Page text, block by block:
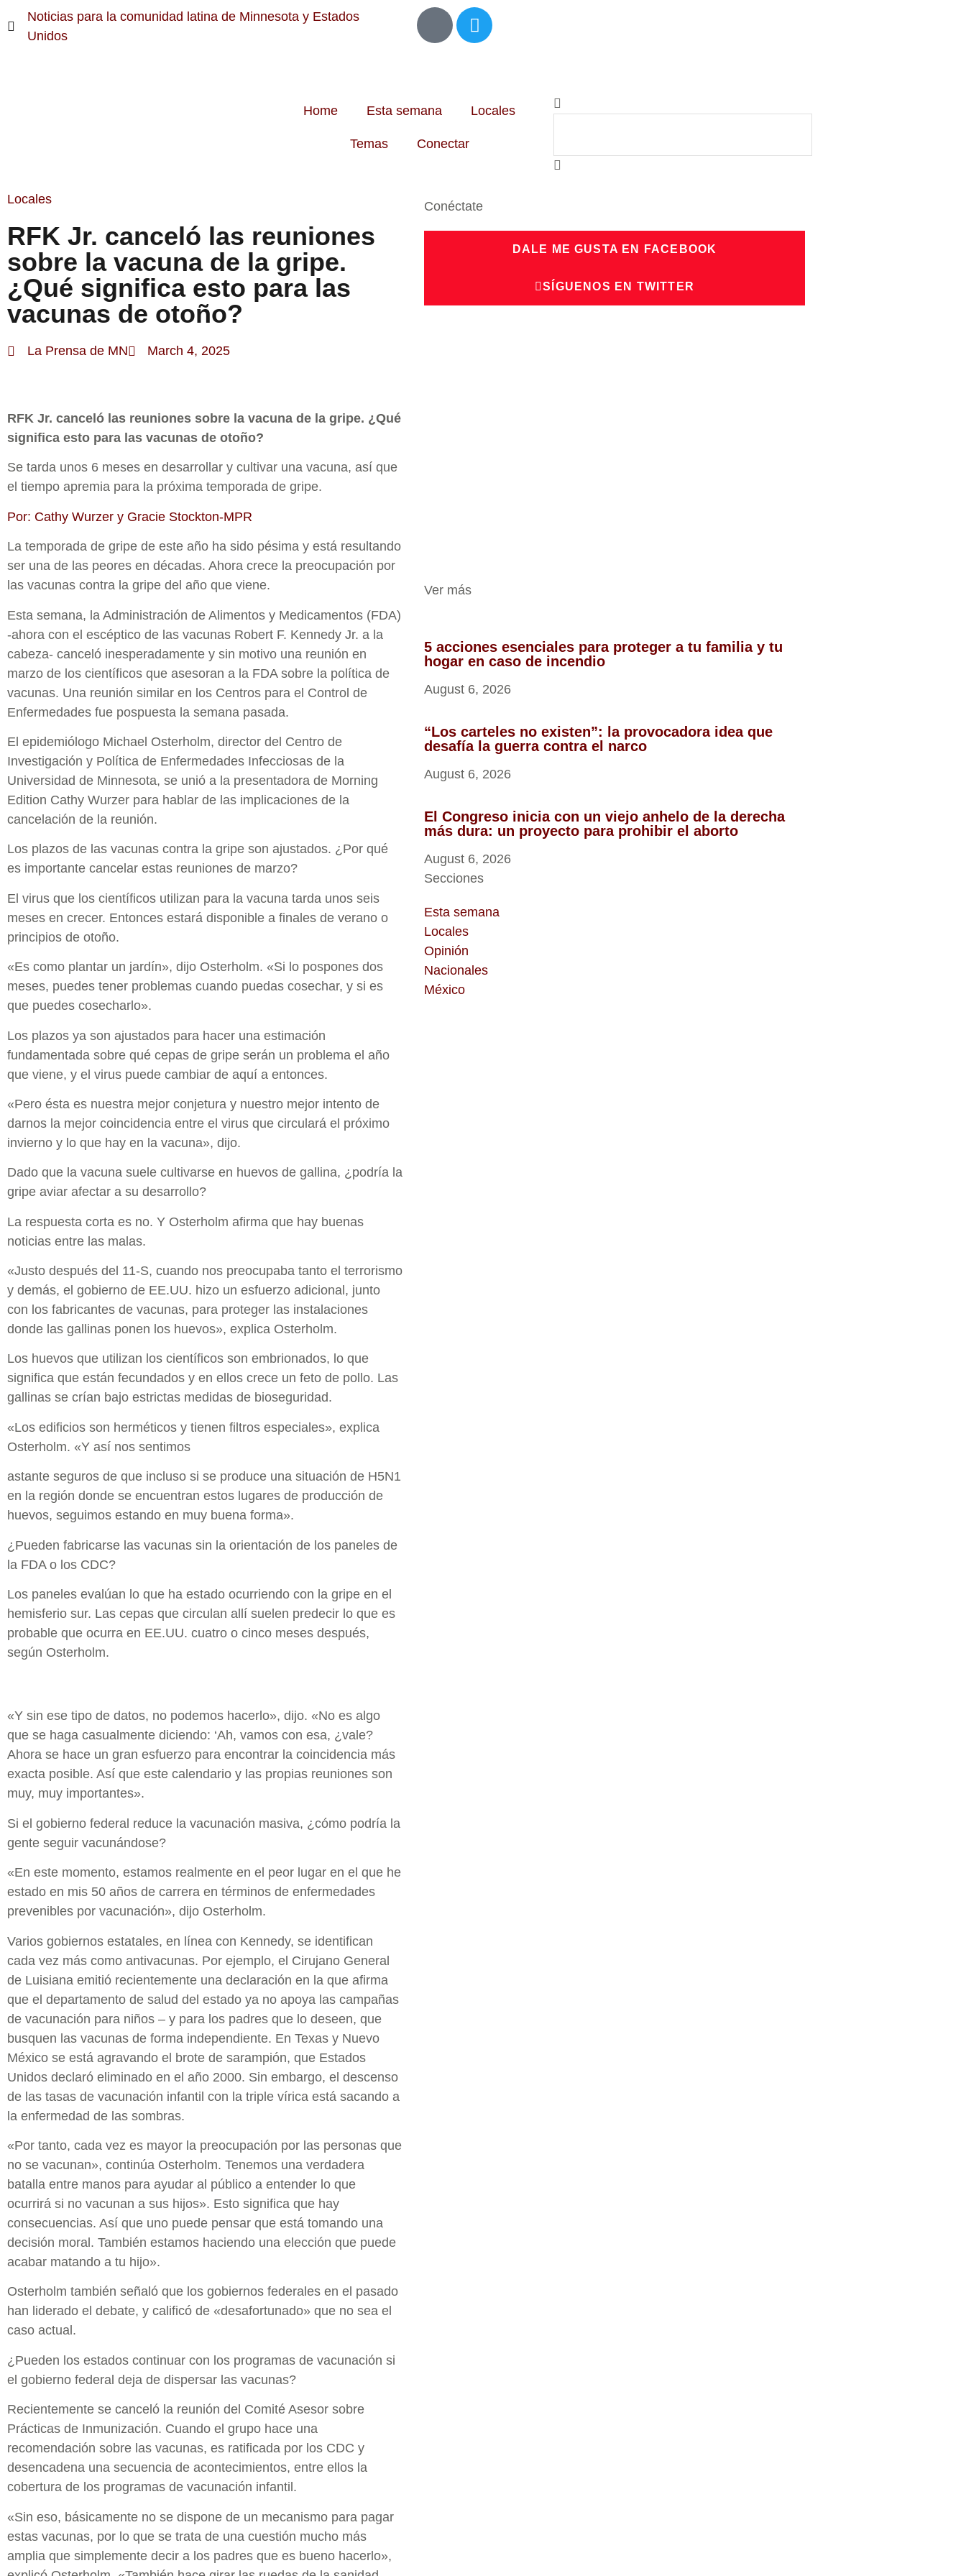
Noticias para la comunidad latina de Minnesota y Estados
Unidos
Home Esta semana Locales
Temas Conectar
Locales
RFK Jr. canceló las reuniones
sobre la vacuna de la gripe.
¿Qué significa esto para las
vacunas de otoño?
La Prensa de MN March 4, 2025
RFK Jr. canceló las reuniones sobre la vacuna de la gripe. ¿Qué
significa esto para las vacunas de otoño?
Se tarda unos 6 meses en desarrollar y cultivar una vacuna, así que
el tiempo apremia para la próxima temporada de gripe.
Por: Cathy Wurzer y Gracie Stockton-MPR
La temporada de gripe de este año ha sido pésima y está resultando
ser una de las peores en décadas. Ahora crece la preocupación por
las vacunas contra la gripe del año que viene.
Esta semana, la Administración de Alimentos y Medicamentos (FDA)
-ahora con el escéptico de las vacunas Robert F. Kennedy Jr. a la
cabeza- canceló inesperadamente y sin motivo una reunión en
marzo de los científicos que asesoran a la FDA sobre la política de
vacunas. Una reunión similar en los Centros para el Control de
Enfermedades fue pospuesta la semana pasada.
El epidemiólogo Michael Osterholm, director del Centro de
Investigación y Política de Enfermedades Infecciosas de la
Universidad de Minnesota, se unió a la presentadora de Morning
Edition Cathy Wurzer para hablar de las implicaciones de la
cancelación de la reunión.
Los plazos de las vacunas contra la gripe son ajustados. ¿Por qué
es importante cancelar estas reuniones de marzo?
El virus que los científicos utilizan para la vacuna tarda unos seis
meses en crecer. Entonces estará disponible a finales de verano o
principios de otoño.
«Es como plantar un jardín», dijo Osterholm. «Si lo pospones dos
meses, puedes tener problemas cuando puedas cosechar, y si es
que puedes cosecharlo».
Los plazos ya son ajustados para hacer una estimación
fundamentada sobre qué cepas de gripe serán un problema el año
que viene, y el virus puede cambiar de aquí a entonces.
«Pero ésta es nuestra mejor conjetura y nuestro mejor intento de
darnos la mejor coincidencia entre el virus que circulará el próximo
invierno y lo que hay en la vacuna», dijo.
Dado que la vacuna suele cultivarse en huevos de gallina, ¿podría la
gripe aviar afectar a su desarrollo?
La respuesta corta es no. Y Osterholm afirma que hay buenas
noticias entre las malas.
«Justo después del 11-S, cuando nos preocupaba tanto el terrorismo
y demás, el gobierno de EE.UU. hizo un esfuerzo adicional, junto
con los fabricantes de vacunas, para proteger las instalaciones
donde las gallinas ponen los huevos», explica Osterholm.
Los huevos que utilizan los científicos son embrionados, lo que
significa que están fecundados y en ellos crece un feto de pollo. Las
gallinas se crían bajo estrictas medidas de bioseguridad.
«Los edificios son herméticos y tienen filtros especiales», explica
Osterholm. «Y así nos sentimos
astante seguros de que incluso si se produce una situación de H5N1
en la región donde se encuentran estos lugares de producción de
huevos, seguimos estando en muy buena forma».
¿Pueden fabricarse las vacunas sin la orientación de los paneles de
la FDA o los CDC?
Los paneles evalúan lo que ha estado ocurriendo con la gripe en el
hemisferio sur. Las cepas que circulan allí suelen predecir lo que es
probable que ocurra en EE.UU. cuatro o cinco meses después,
según Osterholm.
«Y sin ese tipo de datos, no podemos hacerlo», dijo. «No es algo
que se haga casualmente diciendo: ‘Ah, vamos con esa, ¿vale?
Ahora se hace un gran esfuerzo para encontrar la coincidencia más
exacta posible. Así que este calendario y las propias reuniones son
muy, muy importantes».
Si el gobierno federal reduce la vacunación masiva, ¿cómo podría la
gente seguir vacunándose?
«En este momento, estamos realmente en el peor lugar en el que he
estado en mis 50 años de carrera en términos de enfermedades
prevenibles por vacunación», dijo Osterholm.
Varios gobiernos estatales, en línea con Kennedy, se identifican
cada vez más como antivacunas. Por ejemplo, el Cirujano General
de Luisiana emitió recientemente una declaración en la que afirma
que el departamento de salud del estado ya no apoya las campañas
de vacunación para niños – y para los padres que lo deseen, que
busquen las vacunas de forma independiente. En Texas y Nuevo
México se está agravando el brote de sarampión, que Estados
Unidos declaró eliminado en el año 2000. Sin embargo, el descenso
de las tasas de vacunación infantil con la triple vírica está sacando a
la enfermedad de las sombras.
«Por tanto, cada vez es mayor la preocupación por las personas que
no se vacunan», continúa Osterholm. Tenemos una verdadera
batalla entre manos para ayudar al público a entender lo que
ocurrirá si no vacunan a sus hijos». Esto significa que hay
consecuencias. Así que uno puede pensar que está tomando una
decisión moral. También estamos haciendo una elección que puede
acabar matando a tu hijo».
Osterholm también señaló que los gobiernos federales en el pasado
han liderado el debate, y calificó de «desafortunado» que no sea el
caso actual.
¿Pueden los estados continuar con los programas de vacunación si
el gobierno federal deja de dispersar las vacunas?
Recientemente se canceló la reunión del Comité Asesor sobre
Prácticas de Inmunización. Cuando el grupo hace una
recomendación sobre las vacunas, es ratificada por los CDC y
desencadena una secuencia de acontecimientos, entre ellos la
cobertura de los programas de vacunación infantil.
«Sin eso, básicamente no se dispone de un mecanismo para pagar
estas vacunas, por lo que se trata de una cuestión mucho más
amplia que simplemente decir a los padres que es bueno hacerlo»,
Conéctate
DALE ME GUSTA EN FACEBOOK
SÍGUENOS EN TWITTER
Ver más
5 acciones esenciales para proteger a tu familia y tu
hogar en caso de incendio
August 6, 2026
“Los carteles no existen”: la provocadora idea que
desafía la guerra contra el narco
August 6, 2026
El Congreso inicia con un viejo anhelo de la derecha
más dura: un proyecto para prohibir el aborto
August 6, 2026
Secciones
Esta semana
Locales
Opinión
Nacionales
México